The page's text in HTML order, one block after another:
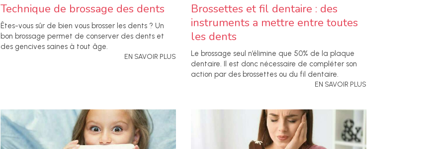
Technique de brossage des dents
Êtes-vous sûr de bien vous brosser les dents ? Un
bon brossage permet de conserver des dents et
des gencives saines à tout âge.
EN SAVOIR PLUS
Brossettes et fil dentaire : des
instruments a mettre entre toutes
les dents
Le brossage seul n’élimine que 50% de la plaque
dentaire. Il est donc nécessaire de compléter son
action par des brossettes ou du fil dentaire.
EN SAVOIR PLUS